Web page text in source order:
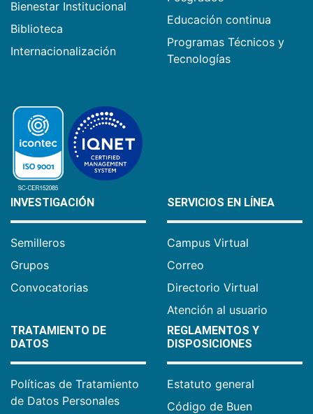
Bienestar Institucional
Biblioteca
Internacionalización
Educación continua
Programas Técnicos y
Tecnologías
INVESTIGACIÓN
Semilleros
Grupos
Convocatorias
SERVICIOS EN LÍNEA
Campus Virtual
Correo
Directorio Virtual
Atención al usuario
TRATAMIENTO DE
DATOS
Políticas de Tratamiento
de Datos Personales
REGLAMENTOS Y
DISPOSICIONES
Estatuto general
Código de Buen